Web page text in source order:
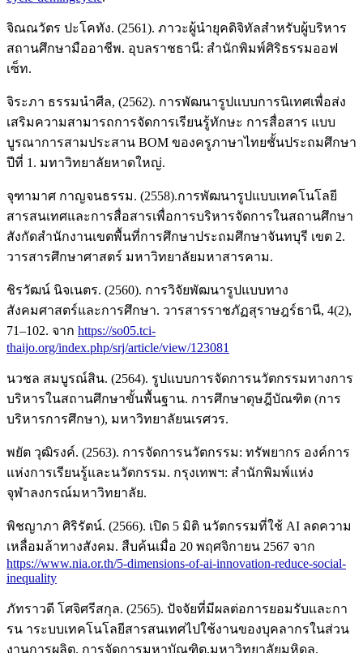
จิณณวัตร ปะโคทัง. (2561). ภาวะผู้นำยุคดิจิทัลสำหรับผู้บริหาร
สถานศึกษามืออาชีพ. อุบลราชธานี: สำนักพิมพ์ศิริธรรมออฟ
เซ็ท.
จิระภา ธรรมนําศีล, (2562). การพัฒนารูปแบบการนิเทศเพื่อส่ง
เสริมความสามารถการจัดการเรียนรู้ทักษะ การสื่อสาร แบบ
บูรณาการสามประสาน BOM ของครูภาษาไทยชั้นประถมศึกษา
ปีที่ 1. มทาวิทยาลัยหาดใหญ่.
จุฑามาศ กาญจนธรรม. (2558).การพัฒนารูปแบบเทคโนโลยี
สารสนเทศและการสื่อสารเพื่อการบริหารจัดการในสถานศึกษา
สังกัดสำนักงานเขตพื้นที่การศึกษาประถมศึกษาจันทบุรี เขต 2.
วารสารศึกษาศาสตร์ มหาวิทยาลัยมหาสารคาม.
ชิรวัฒน์ นิจเนตร. (2560). การวิจัยพัฒนารูปแบบทาง
สังคมศาสตร์และการศึกษา. วารสารราชภัฏสุราษฎร์ธานี, 4(2),
71–102. จาก https://so05.tci-
thaijo.org/index.php/srj/article/view/123081
นวชล สมบูรณ์สิน. (2564). รูปแบบการจัดการนวัตกรรมทางการ
บริหารในสถานศึกษาขั้นพื้นฐาน. การศึกษาดุษฎีบัณฑิต (การ
บริหารการศึกษา), มหาวิทยาลัยนเรศวร.
พยัต วุฒิรงค์. (2563). การจัดการนวัตกรรม: ทรัพยากร องค์การ
แห่งการเรียนรู้และนวัตกรรม. กรุงเทพฯ: สำนักพิมพ์แห่ง
จุฬาลงกรณ์มหาวิทยาลัย.
พิชญาภา ศิริรัตน์. (2566). เปิด 5 มิติ นวัตกรรมที่ใช้ AI ลดความ
เหลื่อมล้าทางสังคม. สืบค้นเมื่อ 20 พฤศจิกายน 2567 จาก
https://www.nia.or.th/5-dimensions-of-ai-innovation-reduce-social-
inequality
ภัทราวดี โศจิศรีสกุล. (2565). ปัจจัยที่มีผลต่อการยอมรับและกา
รน าระบบเทคโนโลยีสารสนเทศไปใช้งานของบุคลากรในส่วน
งานการผลิต. การจัดการมหาบัณฑิต,มหาวิทยาลัยมหิดล.